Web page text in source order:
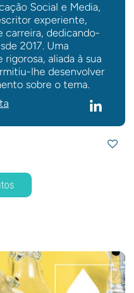
Social e Media,
experiente,
carreira, dedicando-
2017. Uma
aliada à sua
lhe desenvolver
sobre o tema.